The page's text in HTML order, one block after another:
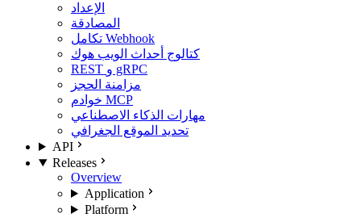
الإعداد
المصادقة
تكامل Webhook
كتالوج أحداث الويب هوك
REST و gRPC
مزامنة الحجز
خوادم MCP
مهارات الذكاء الاصطناعي
تحديد الموقع الجغرافي
API
Releases
Overview
Application
Platform